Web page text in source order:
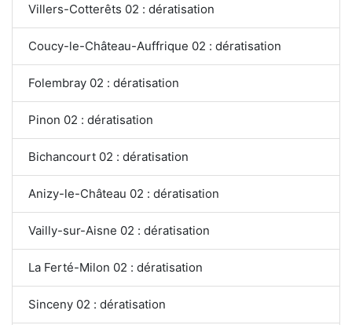
Villers-Cotterêts 02 : dératisation
Coucy-le-Château-Auffrique 02 : dératisation
Folembray 02 : dératisation
Pinon 02 : dératisation
Bichancourt 02 : dératisation
Anizy-le-Château 02 : dératisation
Vailly-sur-Aisne 02 : dératisation
La Ferté-Milon 02 : dératisation
Sinceny 02 : dératisation